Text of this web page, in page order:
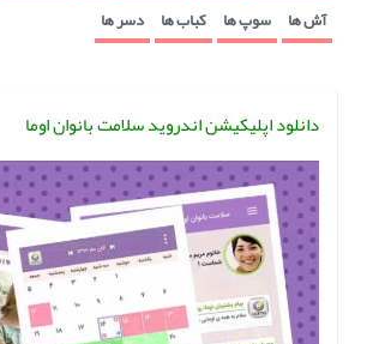
آش ها سوپ ها کباب ها دسر ها
دانلود اپلیکیشن اندروید سلامت بانوان اوما